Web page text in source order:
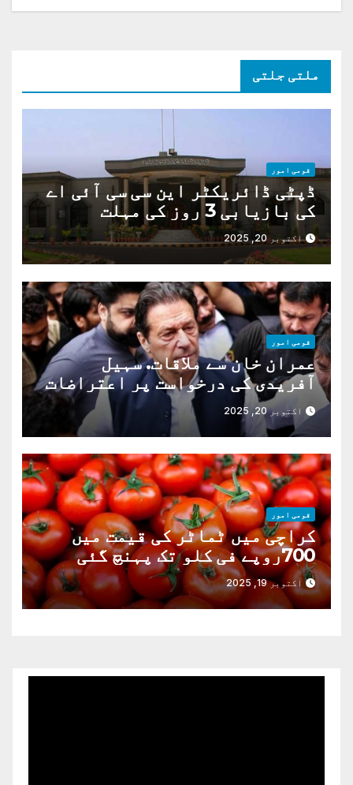
ملتی جلتی
قومی امور
ڈپٹی ڈائریکٹر این سی سی آئی اے
کی بازیابی 3 روز کی مہلت
اکتوبر 20, 2025
قومی امور
عمران خان سے ملاقات. سہیل
آفریدی کی درخواست پر اعتراضات
دوراکتوبر 20, 2025
قومی امور
کراچی میں ٹماٹر کی قیمت میں
700روپے فی کلو تک پہنچ گئی
اکتوبر 19, 2025